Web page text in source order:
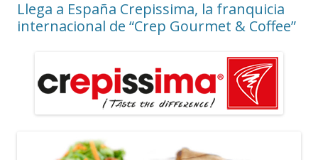
Llega a España Crepissima, la franquicia
internacional de “Crep Gourmet & Coffee”